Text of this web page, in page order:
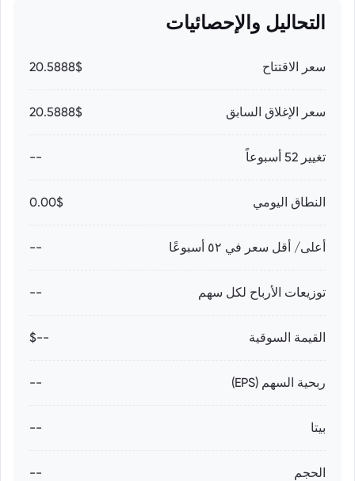
التحاليل والإحصائيات
سعر الاقتتاح 20.5888$
سعر الإغلاق السابق 20.5888$
تغيير 52 أسبوعاً --
النطاق اليومي 0.00$
أعلى/ أقل سعر في ٥٢ أسبوعًا --
توزيعات الأرباح لكل سهم --
القيمة السوقية --$
ربحية السهم (EPS) --
بيتا --
الحجم --